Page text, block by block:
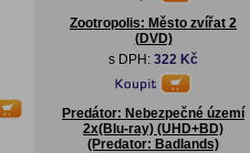
Zootropolis: Město zvířat 2
(DVD)
s DPH: 322 Kč
Predátor: Nebezpečné území
2x(Blu-ray) (UHD+BD)
(Predator: Badlands)